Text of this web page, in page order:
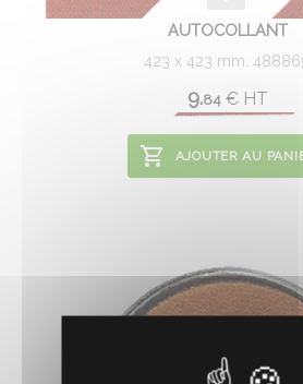
AUTOCOLLANT
423 x 423 mm.
9.84 € HT
AJOUTER AU